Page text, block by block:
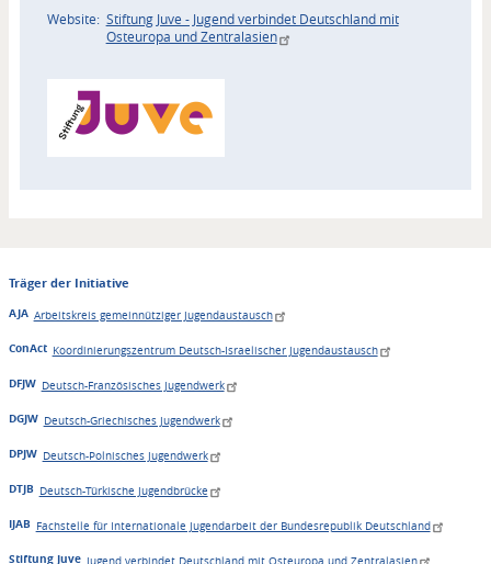
Website
Stiftung Juve - Jugend verbindet Deutschland mit
Osteuropa und Zentralasien
Akteur
Träger der Initiative
AJA Arbeitskreis gemeinnütziger Jugendaustausch
ConAct Koordinierungszentrum Deutsch-Israelischer Jugendaustausch
DFJW Deutsch-Französisches Jugendwerk
DGJW Deutsch-Griechisches Jugendwerk
DPJW Deutsch-Polnisches Jugendwerk
DTJB Deutsch-Türkische Jugendbrücke
IJAB Fachstelle für Internationale Jugendarbeit der Bundesrepublik Deutschland
Stiftung Juve